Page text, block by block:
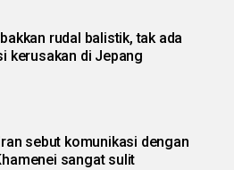
rudal balistik, tak ada
kerusakan di Jepang
sebut komunikasi dengan
sangat sulit